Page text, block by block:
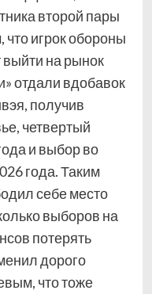
второй пары
игрок обороны
на рынок
отдали вдобавок
получив
четвертый
и выбор во
года. Таким
себе место
выборов на
потерять
дорого
что тоже